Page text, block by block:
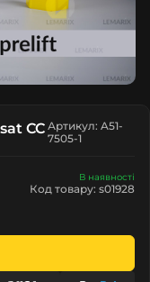
CC Артикул: A51-
7505-1
В наявності
Код товару: s01928